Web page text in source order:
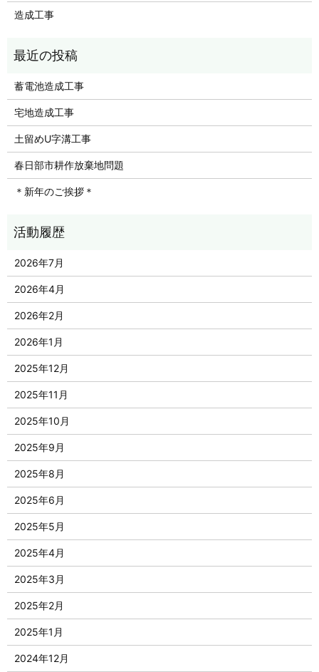
造成工事
蓄電池造成工事
宅地造成工事
土留めU字溝工事
春日部市耕作放棄地問題
＊新年のご挨拶＊
2026年7月
2026年4月
2026年2月
2026年1月
2025年12月
2025年11月
2025年10月
2025年9月
2025年8月
2025年6月
2025年5月
2025年4月
2025年3月
2025年2月
2025年1月
2024年12月